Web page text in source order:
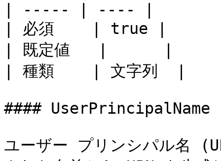
| ----- | ---- |
| 必須    | true |
| 既定値   |      |
| 種類    | 文字列  |
#### UserPrincipalName
ユーザー プリンシパル名